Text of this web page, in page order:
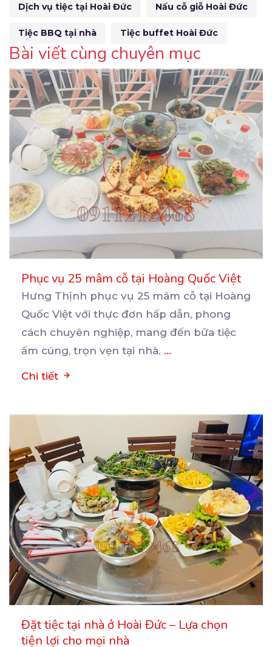
Dịch vụ tiệc tại Hoài Đức Nấu cỗ giỗ Hoài Đức
Tiệc BBQ tại nhà Tiệc buffet Hoài Đức
Bài viết cùng chuyên mục
Phục vụ 25 mâm cỗ tại Hoàng Quốc Việt
Hưng Thịnh phục vụ 25 mâm cỗ tại Hoàng
Quốc Việt với thực đơn hấp dẫn, phong
cách chuyên nghiệp, mang đến bữa tiệc
ấm cúng, trọn vẹn tại nhà. ...
Chi tiết
Đặt tiệc tại nhà ở Hoài Đức – Lựa chọn
tiện lợi cho mọi nhà